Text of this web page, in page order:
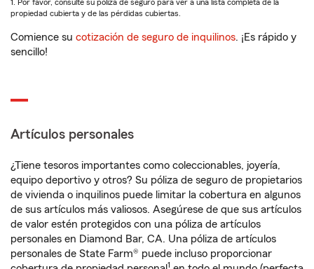
1. Por favor, consulte su póliza de seguro para ver a una lista completa de la
propiedad cubierta y de las pérdidas cubiertas.
Comience su cotización de seguro de inquilinos. ¡Es rápido y
sencillo!
Artículos personales
¿Tiene tesoros importantes como coleccionables, joyería,
equipo deportivo y otros? Su póliza de seguro de propietarios
de vivienda o inquilinos puede limitar la cobertura en algunos
de sus artículos más valiosos. Asegúrese de que sus artículos
de valor estén protegidos con una póliza de artículos
personales en Diamond Bar, CA. Una póliza de artículos
personales de State Farm® puede incluso proporcionar
1